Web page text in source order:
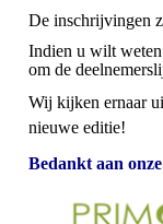
De inschrijvingen
Indien u wilt
om de
Wij kijken ernaar
nieuwe editie!
Bedankt aan